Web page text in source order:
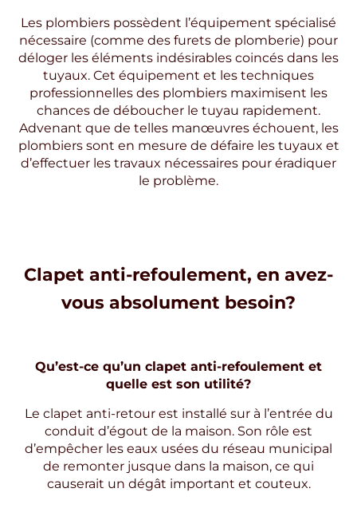
Les plombiers possèdent l’équipement spécialisé
nécessaire (comme des furets de plomberie) pour
déloger les éléments indésirables coincés dans les
tuyaux. Cet équipement et les techniques
professionnelles des plombiers maximisent les
chances de déboucher le tuyau rapidement.
Advenant que de telles manœuvres échouent, les
plombiers sont en mesure de défaire les tuyaux et
d’effectuer les travaux nécessaires pour éradiquer
le problème.
Clapet anti-refoulement, en avez-
vous absolument besoin?
Qu’est-ce qu’un clapet anti-refoulement et
quelle est son utilité?
Le clapet anti-retour est installé sur à l’entrée du
conduit d’égout de la maison. Son rôle est
d’empêcher les eaux usées du réseau municipal
de remonter jusque dans la maison, ce qui
causerait un dégât important et couteux.